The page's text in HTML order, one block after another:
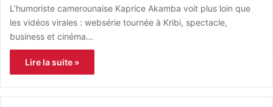
L’humoriste camerounaise Kaprice Akamba voit plus loin que
les vidéos virales : websérie tournée à Kribi, spectacle,
business et cinéma…
Lire la suite »